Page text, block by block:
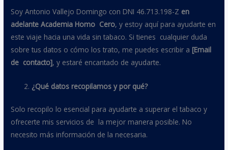
Soy Antonio Vallejo Domingo con DNI 46.713.198-Z en
adelante Academia Homo Cero, y estoy aquí para ayudarte en
este viaje hacia una vida sin tabaco. Si tienes cualquier duda
sobre tus datos o cómo los trato, me puedes escribir a [Email
de contacto], y estaré encantado de ayudarte.
¿Qué datos recopilamos y por qué?
Solo recopilo lo esencial para ayudarte a superar el tabaco y
ofrecerte mis servicios de la mejor manera posible. No
necesito más información de la necesaria.